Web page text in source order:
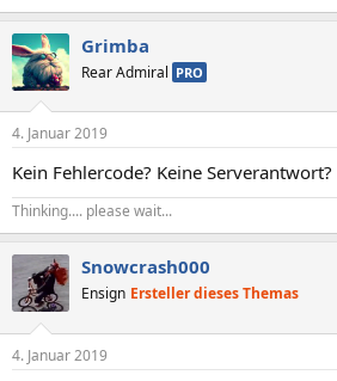
Grimba
Rear Admiral PRO
4. Januar 2019
Kein Fehlercode? Keine
Thinking.... please wait...
Snowcrash000
Ensign Ersteller dieses Themas
4. Januar 2019